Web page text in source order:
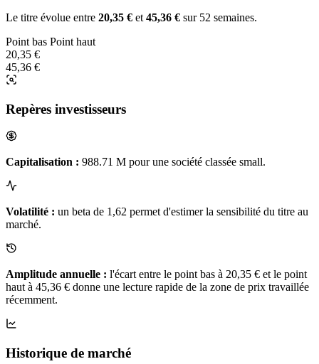
Le titre évolue entre 20,35 € et 45,36 € sur 52 semaines.
Point bas Point haut
20,35 €
45,36 €
Repères investisseurs
Capitalisation : 988.71 M pour une société classée small.
Volatilité : un beta de 1,62 permet d'estimer la sensibilité du titre au
marché.
Amplitude annuelle : l'écart entre le point bas à 20,35 € et le point
haut à 45,36 € donne une lecture rapide de la zone de prix travaillée
récemment.
Historique de marché